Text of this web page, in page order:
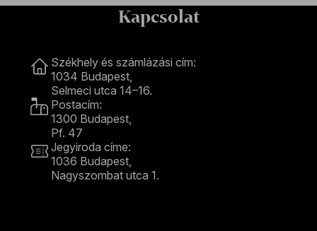
Kapcsolat
Székhely és számlázási cím:
1034 Budapest,
Selmeci utca 14–16.
Postacím:
1300 Budapest,
Pf. 47
Jegyiroda címe:
1036 Budapest,
Nagyszombat utca 1.